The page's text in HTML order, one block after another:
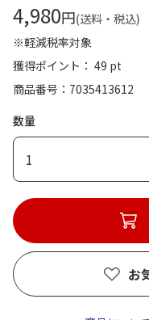
4,980円(送料・税込)
※軽減税率対象
獲得ポイント： 49 pt
商品番号
7035413612
数量
1
お